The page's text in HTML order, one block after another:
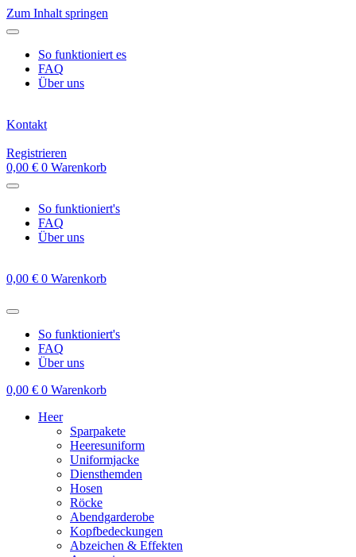
Zum Inhalt springen
So funktioniert es
FAQ
Über uns
Kontakt
Registrieren
0,00 € 0 Warenkorb
So funktioniert's
FAQ
Über uns
0,00 € 0 Warenkorb
So funktioniert's
FAQ
Über uns
0,00 € 0 Warenkorb
Heer
Sparpakete
Heeresuniform
Uniformjacke
Diensthemden
Hosen
Röcke
Abendgarderobe
Kopfbedeckungen
Abzeichen & Effekten